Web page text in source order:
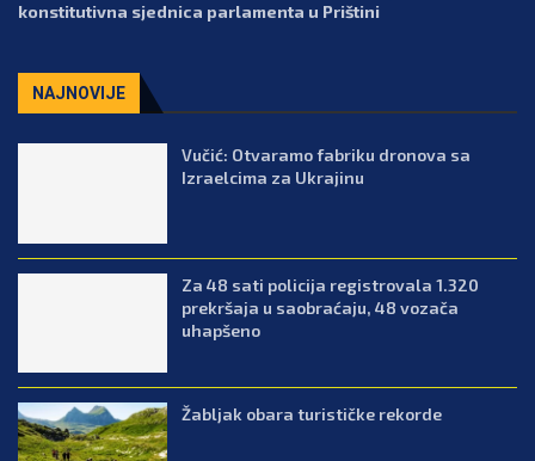
konstitutivna sjednica parlamenta u Prištini
NAJNOVIJE
Vučić: Otvaramo fabriku dronova sa
Izraelcima za Ukrajinu
Za 48 sati policija registrovala 1.320
prekršaja u saobraćaju, 48 vozača
uhapšeno
Žabljak obara turističke rekorde